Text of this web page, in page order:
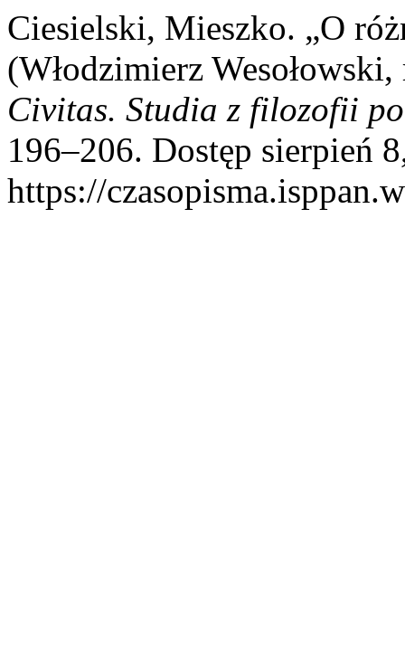
Ciesielski, Mieszko. „O
(Włodzimierz
Civitas. Studia z filozofii
196–206. Dostęp sierpień
https://